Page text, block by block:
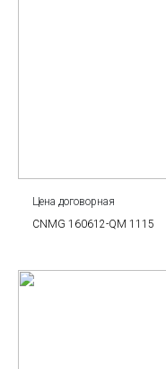
Цена договорная
CNMG 160612-QM 1115